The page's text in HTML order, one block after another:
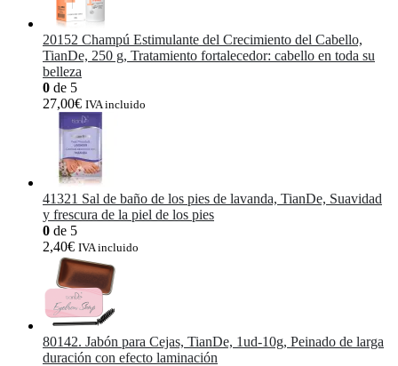
20152 Champú Estimulante del Crecimiento del Cabello,
TianDe, 250 g, Tratamiento fortalecedor: cabello en toda su
belleza
0 de 5
27,00€ IVA incluido
41321 Sal de baño de los pies de lavanda, TianDe, Suavidad
y frescura de la piel de los pies
0 de 5
2,40€ IVA incluido
80142. Jabón para Cejas, TianDe, 1ud-10g, Peinado de larga
duración con efecto laminación